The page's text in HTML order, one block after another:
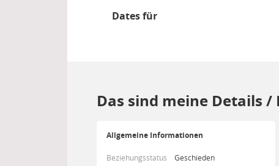
Dates für
Das sind meine Details /
Allgemeine Informationen
Beziehungsstatus Geschieden